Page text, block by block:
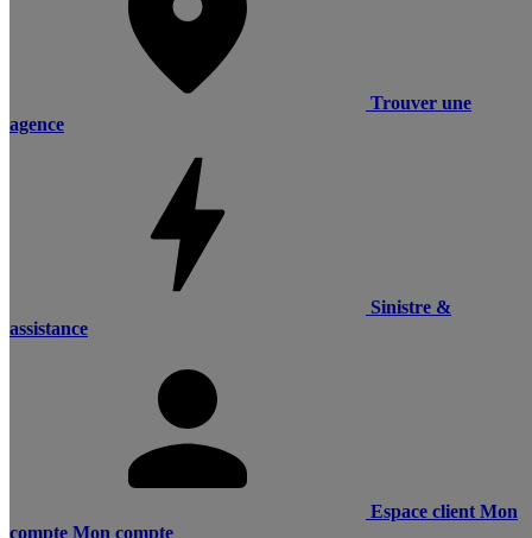
Trouver une
agence
Sinistre &
assistance
Espace client Mon
compte Mon compte